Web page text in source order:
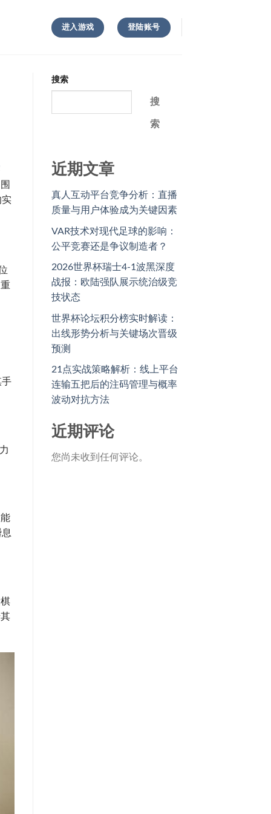
进入游戏 登陆账号
实
手
搜索
搜
索
近期文章
真人互动平台竞争分析：直播
质量与用户体验成为关键因素
VAR技术对现代足球的影响：
公平竞赛还是争议制造者？
2026世界杯瑞士4-1波黑深度
战报：欧陆强队展示统治级竞
技状态
世界杯论坛积分榜实时解读：
出线形势分析与关键场次晋级
预测
21点实战策略解析：线上平台
连输五把后的注码管理与概率
波动对抗方法
近期评论
您尚未收到任何评论。